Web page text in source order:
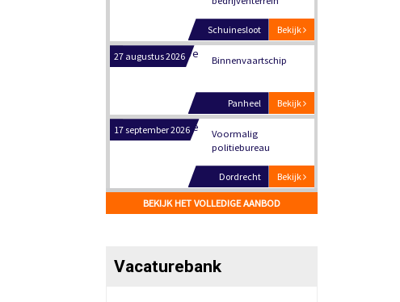
Bekijk
Panheel
17 september 2026
Voormalig
Bekijk
Dordrecht
17 september 2026
Voormalig
politiebureau
Bekijk
Hilversum
17 september 2026
Voormalig
BEKIJK HET VOLLEDIGE AANBOD
Vacaturebank